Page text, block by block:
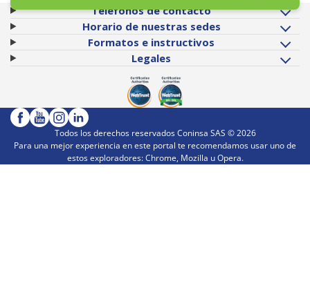
Teléfonos de contacto
Horario de nuestras sedes
Formatos e instructivos
Legales
Todos los derechos reservados Coninsa SAS ©2026
Para una mejor experiencia en este portal te recomendamos usar uno de
estos exploradores: Chrome, Mozilla u Opera.